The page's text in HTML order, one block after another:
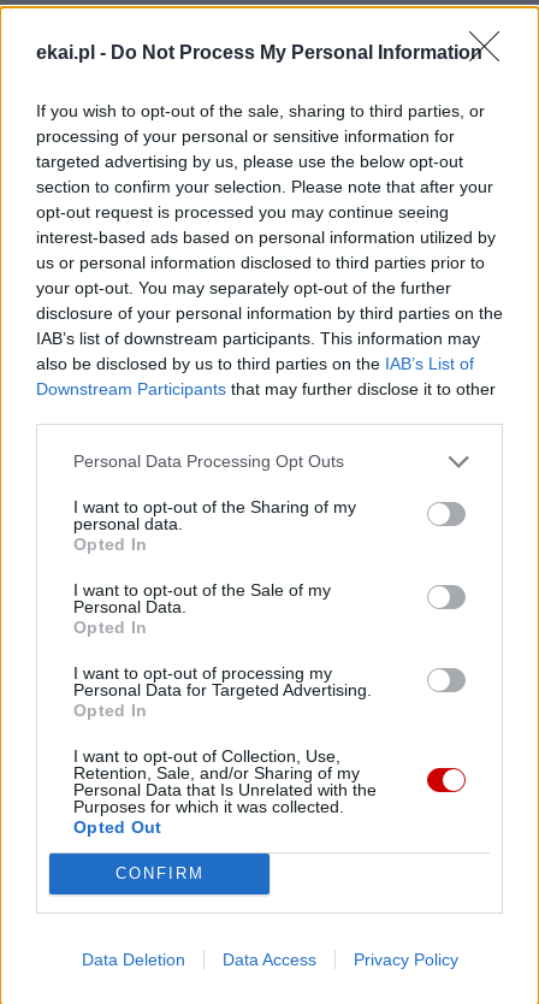
ekai.pl - Do Not Process My Personal Information
If you wish to opt-out of the sale, sharing to third parties, or
processing of your personal or sensitive information for
targeted advertising by us, please use the below opt-out
section to confirm your selection. Please note that after your
opt-out request is processed you may continue seeing
interest-based ads based on personal information utilized by
us or personal information disclosed to third parties prior to
your opt-out. You may separately opt-out of the further
disclosure of your personal information by third parties on the
IAB’s list of downstream participants. This information may
also be disclosed by us to third parties on the IAB’s List of
Downstream Participants that may further disclose it to other
Personal Data Processing Opt Outs
I want to opt-out of the Sharing of my
personal data.
Opted In
I want to opt-out of the Sale of my
Personal Data.
Opted In
I want to opt-out of processing my
Personal Data for Targeted Advertising.
Opted In
I want to opt-out of Collection, Use,
Retention, Sale, and/or Sharing of my
Personal Data that Is Unrelated with the
Purposes for which it was collected.
Opted Out
CONFIRM
Data Deletion Data Access Privacy Policy
Najnowsze
07 sierpnia 2026 | 15:28
Kard. Pizzaballa: chrześcijanie zmęczeni negocjacjami pragną
pokoju
07 sierpnia 2026 | 12:49
Moskwa: szef dyplomacji watykańskiej planuje wizytę w stolicy
Rosji
07 sierpnia 2026 | 12:10
Watykan: opublikowano program wizyty Leona XIV we Francji
07 sierpnia 2026 | 11:43
niezwykłego”